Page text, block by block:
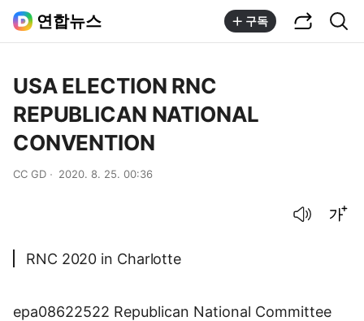
연합뉴스 구독
USA ELECTION RNC
REPUBLICAN NATIONAL
CONVENTION
CC GD 2020. 8. 25. 00:36
RNC 2020 in Charlotte
epa08622522 Republican National Committee